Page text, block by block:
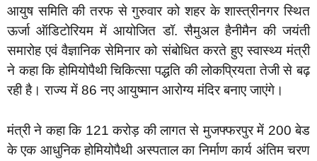
आयुष समिति की तरफ से गुरुवार को शहर के शास्त्रीनगर स्थित
ऊर्जा ऑडिटोरियम में आयोजित डॉ. सैमुअल हैनीमैन की जयंती
समारोह एवं वैज्ञानिक सेमिनार को संबोधित करते हुए स्वास्थ्य मंत्री
ने कहा कि होमियोपैथी चिकित्सा पद्धति की लोकप्रियता तेजी से बढ़
रही है। राज्य में 86 नए आयुष्मान आरोग्य मंदिर बनाए जाएंगे।
मंत्री ने कहा कि 121 करोड़ की लागत से मुजफ्फरपुर में 200 बेड
के एक आधुनिक होमियोपैथी अस्पताल का निर्माण कार्य अंतिम चरण